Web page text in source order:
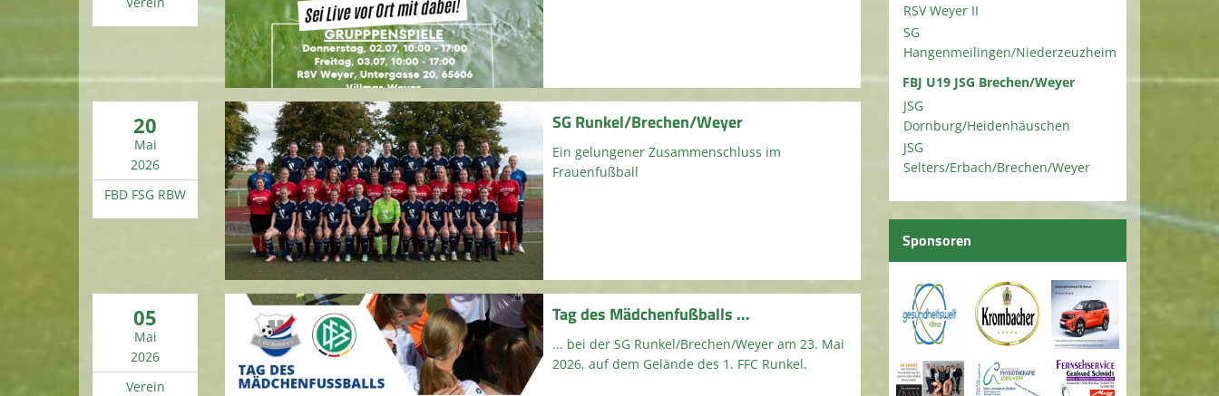
20
Mai
2026
FBD FSG RBW
SG Runkel/Brechen/Weyer
Ein gelungener Zusammenschluss im
Frauenfußball
05
Mai
2026
Verein
Tag des Mädchenfußballs ...
... bei der SG Runkel/Brechen/Weyer am 23. Mai
2026, auf dem Gelände des 1. FFC Runkel.
RSV Weyer II
SG
Hangenmeilingen/Niederzeuzheim
FBJ U19 JSG Brechen/Weyer
JSG
Dornburg/Heidenhäuschen
JSG
Selters/Erbach/Brechen/Weyer
Sponsoren